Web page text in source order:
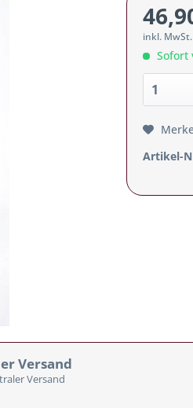
inkl.
Sofort
Artikel-
Versand
Versand